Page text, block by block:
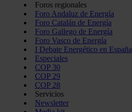
Foros regionales
Foro Andaluz de Energía
Foro Catalán de Energía
Foro Gallego de Energía
Foro Vasco de Energía
I Debate Energético en España
Especiales
COP 30
COP 29
COP 28
Servicios
Newsletter